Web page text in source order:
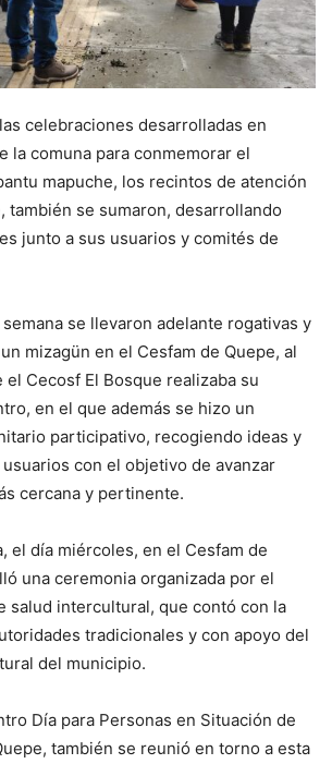
celebraciones desarrolladas en
la comuna para conmemorar el
mapuche, los recintos de atención
también se sumaron, desarrollando
junto a sus usuarios y comités de
se llevaron adelante rogativas y
mizagün en el Cesfam de Quepe, al
Cecosf El Bosque realizaba su
en el que además se hizo un
participativo, recogiendo ideas y
con el objetivo de avanzar
cercana y pertinente.
el día miércoles, en el Cesfam de
una ceremonia organizada por el
salud intercultural, que contó con la
tradicionales y con apoyo del
del municipio.
Día para Personas en Situación de
también se reunió en torno a esta